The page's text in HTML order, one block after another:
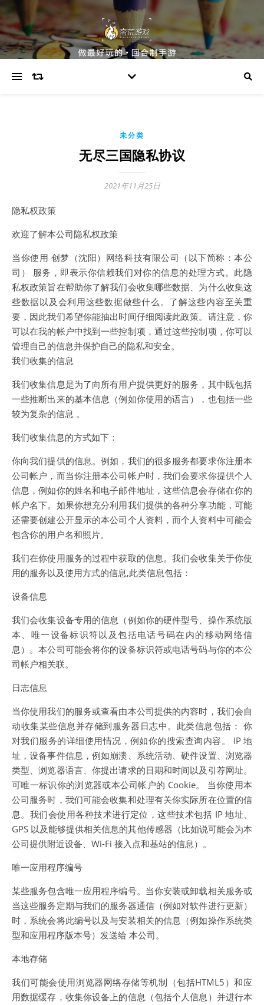
未分类
无尽三国隐私协议
2021年11月25日
隐私权政策
欢迎了解本公司隐私权政策
当你使用 创梦（沈阳）网络科技有限公司（以下简称：本公
司） 服务，即表示你信赖我们对你的信息的处理方式。此隐
私权政策旨在帮助你了解我们会收集哪些数据、为什么收集这
些数据以及会利用这些数据做些什么。了解这些内容至关重
要，因此我们希望你能抽出时间仔细阅读此政策。请注意，你
可以在我的帐户中找到一些控制项，通过这些控制项，你可以
管理自己的信息并保护自己的隐私和安全。
我们收集的信息
我们收集信息是为了向所有用户提供更好的服务，其中既包括
一些推断出来的基本信息（例如你使用的语言），也包括一些
较为复杂的信息 。
我们收集信息的方式如下：
你向我们提供的信息。例如，我们的很多服务都要求你注册本
公司帐户，而当你注册本公司帐户时，我们会要求你提供个人
信息，例如你的姓名和电子邮件地址，这些信息会存储在你的
帐户名下。如果你想充分利用我们提供的各种分享功能，可能
还需要创建公开显示的本公司个人资料，而个人资料中可能会
包含你的用户名和照片。
我们在你使用服务的过程中获取的信息。我们会收集关于你使
用的服务以及使用方式的信息,此类信息包括：
设备信息
我们会收集设备专用的信息（例如你的硬件型号、操作系统版
本、唯一设备标识符以及包括电话号码在内的移动网络信
息）。本公司可能会将你的设备标识符或电话号码与你的本公
司帐户相关联。
日志信息
当你使用我们的服务或查看由本公司提供的内容时，我们会自
动收集某些信息并存储到服务器日志中。此类信息包括： 你
对我们服务的详细使用情况，例如你的搜索查询内容。 IP 地
址，设备事件信息，例如崩溃、系统活动、硬件设置、浏览器
类型、浏览器语言、你提出请求的日期和时间以及引荐网址。
可唯一标识你的浏览器或本公司帐户的 Cookie。 当你使用本
公司服务时，我们可能会收集和处理有关你实际所在位置的信
息。我们会使用各种技术进行定位，这些技术包括 IP 地址、
GPS 以及能够提供相关信息的其他传感器（比如说可能会为本
公司提供附近设备、Wi-Fi 接入点和基站的信息）。
唯一应用程序编号
某些服务包含唯一应用程序编号。当你安装或卸载相关服务或
当这些服务定期与我们的服务器通信（例如对软件进行更新）
时，系统会将此编号以及与安装相关的信息（例如操作系统类
型和应用程序版本号）发送给 本公司。
本地存储
我们可能会使用浏览器网络存储等机制（包括HTML5）和应
用数据缓存，收集你设备上的信息（包括个人信息）并进行本